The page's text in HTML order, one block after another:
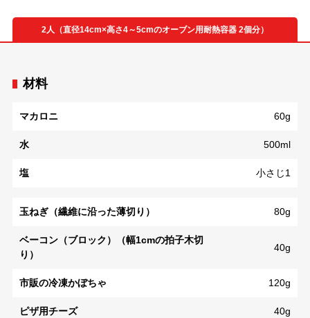
2人（直径14cm×高さ4～5cmのオーブン用耐熱容器 2個分）
材料
マカロニ 60g
水 500ml
塩 小さじ1
玉ねぎ（繊維に沿った薄切り） 80g
ベーコン（ブロック）（幅1cmの拍子木切
り）
40g
市販の冷凍かぼちゃ 120g
ピザ用チーズ 40g